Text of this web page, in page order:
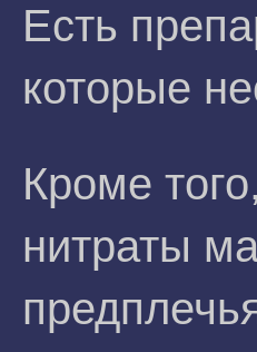
Есть
которые
Кроме
нитраты